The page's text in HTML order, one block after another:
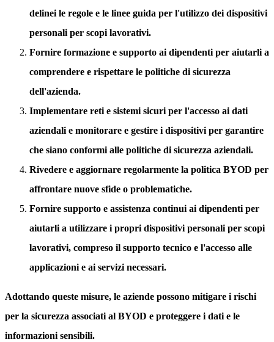
delinei le regole e le linee guida per l'utilizzo dei dispositivi
personali per scopi lavorativi.
Fornire formazione e supporto ai dipendenti per aiutarli a
comprendere e rispettare le politiche di sicurezza
dell'azienda.
Implementare reti e sistemi sicuri per l'accesso ai dati
aziendali e monitorare e gestire i dispositivi per garantire
che siano conformi alle politiche di sicurezza aziendali.
Rivedere e aggiornare regolarmente la politica BYOD per
affrontare nuove sfide o problematiche.
Fornire supporto e assistenza continui ai dipendenti per
aiutarli a utilizzare i propri dispositivi personali per scopi
lavorativi, compreso il supporto tecnico e l'accesso alle
applicazioni e ai servizi necessari.
Adottando queste misure, le aziende possono mitigare i rischi
per la sicurezza associati al BYOD e proteggere i dati e le
informazioni sensibili.